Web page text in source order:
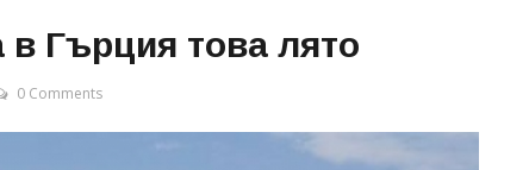
в Гърция това лято
0 Comments